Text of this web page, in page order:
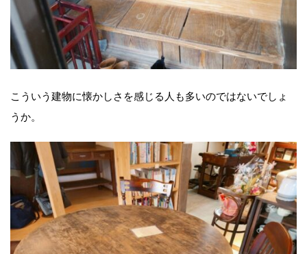
こういう建物に懐かしさを感じる人も多いのではないでしょ
うか。